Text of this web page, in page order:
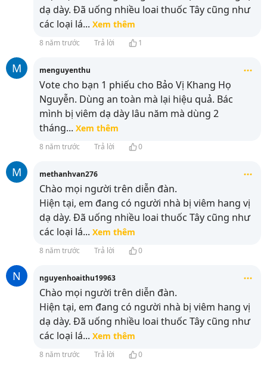
dạ dày. Đã uống nhiều loai thuốc Tây cũng như
các loại lá... Xem thêm
8 năm trước Trả lời 1
M menguyenthu
Vote cho bạn 1 phiếu cho Bảo Vị Khang Họ
Nguyễn. Dùng an toàn mà lại hiệu quả. Bác
mình bị viêm dạ dày lâu năm mà dùng 2
tháng... Xem thêm
8 năm trước Trả lời 0
M methanhvan276
Chào mọi người trên diễn đàn.
Hiện tại, em đang có người nhà bị viêm hang vị
dạ dày. Đã uống nhiều loai thuốc Tây cũng như
các loại lá... Xem thêm
8 năm trước Trả lời 0
N nguyenhoaithu19963
Chào mọi người trên diễn đàn.
Hiện tại, em đang có người nhà bị viêm hang vị
dạ dày. Đã uống nhiều loai thuốc Tây cũng như
các loại lá... Xem thêm
8 năm trước Trả lời 0